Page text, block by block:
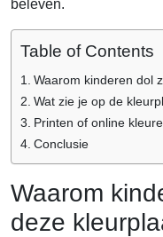
beleven.
Table of Contents
Waarom kinderen dol
Wat zie je op de
Printen of online
Conclusie
Waarom
deze